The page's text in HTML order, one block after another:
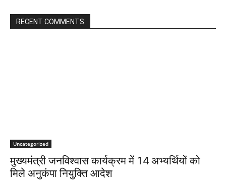
RECENT COMMENTS
Uncategorized
मुख्यमंत्री जनविश्वास कार्यक्रम में 14 अभ्यर्थियों को
मिले अनुकंपा नियुक्ति आदेश